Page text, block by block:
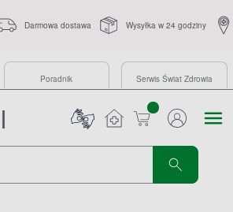
Darmowa dostawa Wysyłka w 24 godziny
Poradnik Serwis Świat Zdrowia
sztuk